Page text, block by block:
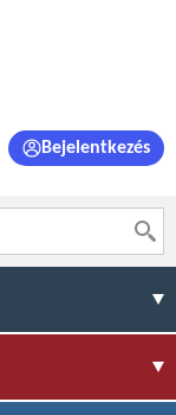
Bejelentkezés